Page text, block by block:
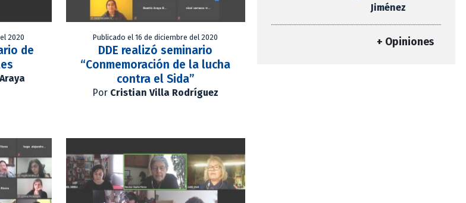
2020
de
Publicado el 16 de diciembre del 2020
DDE realizó seminario
“Conmemoración de la lucha
contra el Sida”
Por Cristian Villa Rodríguez
Jiménez
+ Opiniones